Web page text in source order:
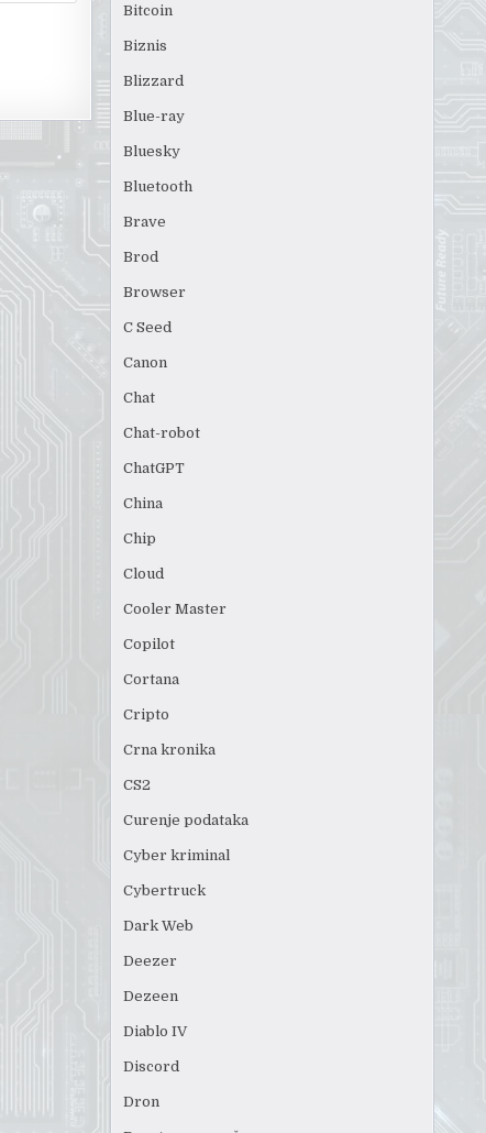
Bitcoin
Biznis
Blizzard
Blue-ray
Bluesky
Bluetooth
Brave
Brod
Browser
C Seed
Canon
Chat
Chat-robot
ChatGPT
China
Chip
Cloud
Cooler Master
Copilot
Cortana
Cripto
Crna kronika
CS2
Curenje podataka
Cyber kriminal
Cybertruck
Dark Web
Deezer
Dezeen
Diablo IV
Discord
Dron